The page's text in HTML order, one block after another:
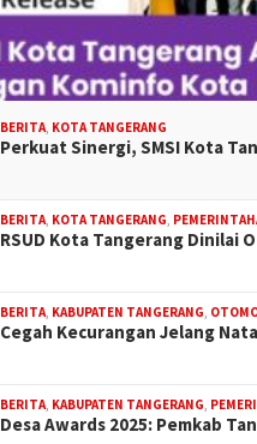
BERITA KOTA TANGERANG
Perkuat Sinergi, SMSI Kota
BERITA KOTA TANGERANG
RSUD Kota Tangerang Dinilai
BERITA KABUPATEN TANGERANG
Cegah Kecurangan Jelang
BERITA KABUPATEN TANGERANG
Desa Awards 2025: Pemkab